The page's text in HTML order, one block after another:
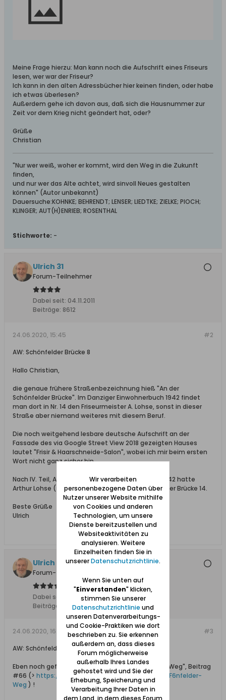
Meine Frage hierzu: Man kann noch die Aufschrift eines Friseurs
lesen, wer war der Friseur?
Ich kann in den alten Adressbücher hier keinen finden, oder habe
ich etwas überlesen?
Außerdem gehe ich davon aus, daß sich die Hausnummer zur
Zeit vor dem Krieg nicht geändert hat, oder?
Grüße
Christian
"Nur wer weiß, woher er kommt, wird den Weg in die Zukunft
finden,
und nur wer das Alte achtet, wird sinvoll Neues gestalten
können" (Autor unbekannt)
Dauersuche:KOHNKE; BEHRENDT; LENSER; LIEDTKE; ZIELKE; PIOCH;
KLINGER; AUT(H)ENRIEB; ROSENTHAL
Stichworte: -
Ulrich 31
Forum-Teilnehmer
Dabei seit: 04.11.2011
Beiträge: 8612
#2
24.06.2020, 15:45
AW: Schönfelder Brücke 8
Hallo Christian,
die genaue frühere Straßenbezeichnung hieß "An der
Schönfelder Brücke". Im Danziger Einwohnerbuch 1942 findet
man dort in Nr. 14 den Friseurmeister A. Lohse, sonst in dieser
Straße aber niemand weiteres mit diesem Beruf.
Die noch weitgehend lesbare deutsche Aufschrift an der
Fassade des via Google Street View 2018 gezeigten Hauses
lautet "Frisir & Haarschneide-Salon", wobei ich mir beim ersten
Wort nicht ganz sicher bin.
Nach IV. Teil, Abschnitt "Friseure", Seite 23 im EB 1942 hatte
Arthur Lohse (s.o.) sein Geschäft An der Schönfelder Brücke 14.
Beste Grüße
Ulrich
Ulrich 31
Forum-Teilnehmer
Dabei seit:
04.11.2011
Beiträge:
8612
#3
24.06.2020, 16:01
AW: Schönfelder Brücke 8
Eben noch gefunden: Forum-Thread "Schönfelder Weg", Beitrag
#66 (> https://www.danzig.de/showthread.ph...%F6nfelder-
Weg ) !
Wir verarbeiten
personenbezogene Daten über
Nutzer unserer Website mithilfe
von Cookies und anderen
Technologien, um unsere
Dienste bereitzustellen und
Websiteaktivitäten zu
analysieren. Weitere
Einzelheiten finden Sie in
unsererDatenschutzrichtlinie.
Wenn Sie unten auf
"Einverstanden" klicken,
stimmen Sie unserer
Datenschutzrichtlinie und
unseren Datenverarbeitungs-
und Cookie-Praktiken wie dort
beschrieben zu. Sie erkennen
außerdem an, dass dieses
Forum möglicherweise
außerhalb Ihres Landes
gehostet wird und Sie der
Erhebung, Speicherung und
Verarbeitung Ihrer Daten in
dem Land, in dem dieses Forum